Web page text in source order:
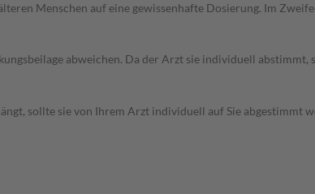
Menschen auf eine gewissenhafte Dosierung. Im
abweichen. Da der Arzt sie individuell
sollte sie von Ihrem Arzt individuell auf Sie abgestimmt